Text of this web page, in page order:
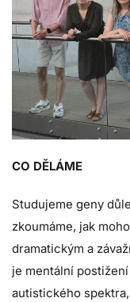
CO DĚLÁME
Studujeme geny
zkoumáme, jak
dramatickým a
je mentální
autistického spektra,